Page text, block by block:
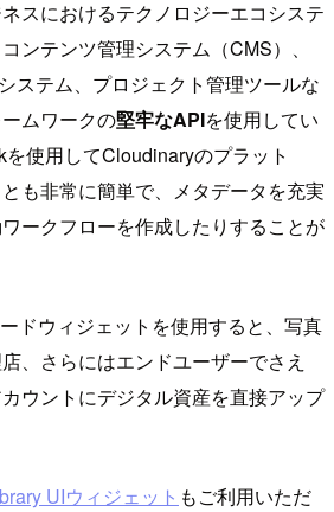
スにおけるテクノロジーエコシステ
ンテンツ管理システム（CMS）、
ステム、プロジェクト管理ツールな
ムワークの堅牢なAPIを使用してい
使用してCloudinaryのプラット
も非常に簡単で、メタデータを充実
ークフローを作成したりすることが
ドウィジェットを使用すると、写真
、さらにはエンドユーザーでさえ
ウントにデジタル資産を直接アップ
UIウィジェット もご利用いただ